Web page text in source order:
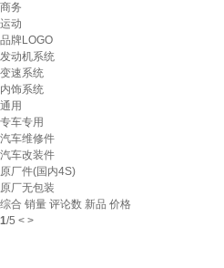
商务
运动
品牌LOGO
发动机系统
变速系统
内饰系统
通用
专车专用
汽车维修件
汽车改装件
原厂件(国内4S)
原厂无包装
综合 销量 评论数 新品 价格
1/5 < >